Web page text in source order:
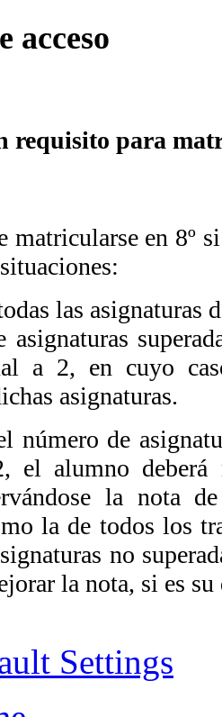
acceso
requisito para
matricularse en 8º
las asignaturas
a 2, en cuyo
asignaturas.
número de
el alumno deberá
la nota
la de todos los
no
la nota, si es su
Settings